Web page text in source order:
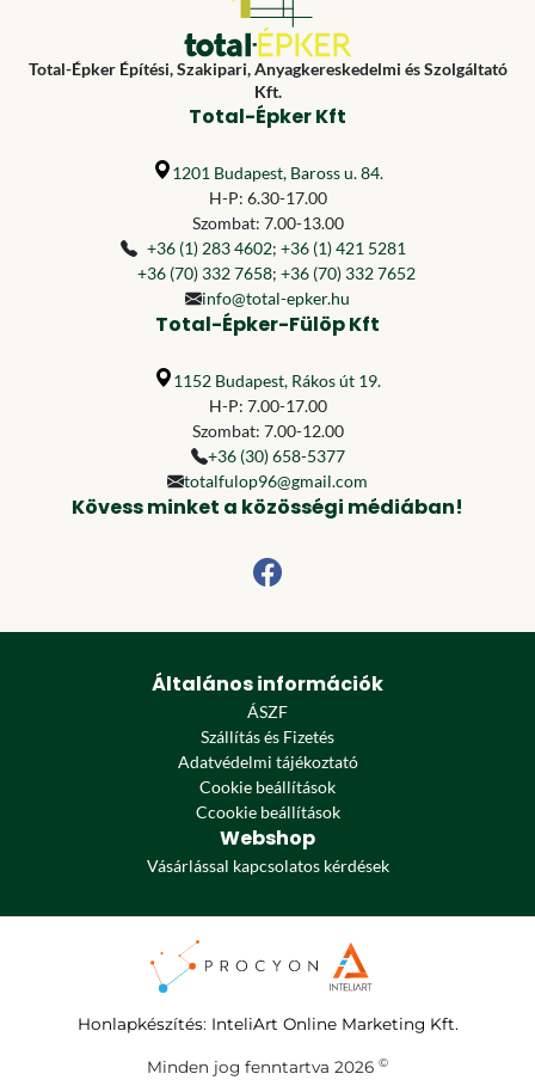
Total-Épker Építési, Szakipari, Anyagkereskedelmi és Szolgáltató
Kft.
Total-Épker Kft
1201 Budapest, Baross u. 84.
H-P: 6.30-17.00
Szombat: 7.00-13.00
+36 (1) 283 4602; +36 (1) 421 5281
+36 (70) 332 7658; +36 (70) 332 7652
info@total-epker.hu
Total-Épker-Fülöp Kft
1152 Budapest, Rákos út 19.
H-P: 7.00-17.00
Szombat: 7.00-12.00
+36 (30) 658-5377
totalfulop96@gmail.com
Kövess minket a közösségi médiában!
Általános információk
ÁSZF
Szállítás és Fizetés
Adatvédelmi tájékoztató
Cookie beállítások
Ccookie beállítások
Webshop
Vásárlással kapcsolatos kérdések
Honlapkészítés: InteliArt Online Marketing Kft.
Minden jog fenntartva 2026 ©